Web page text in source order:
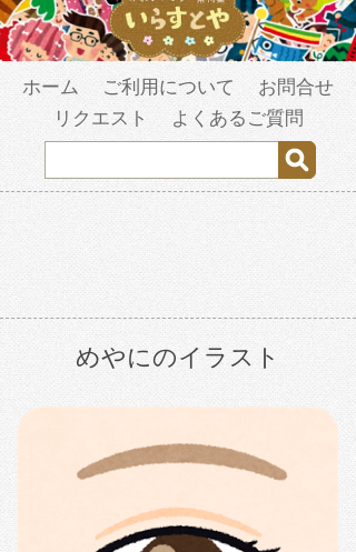
ホーム ご利用について
お問合せ
リクエスト
よくあるご質問
めやにのイラスト